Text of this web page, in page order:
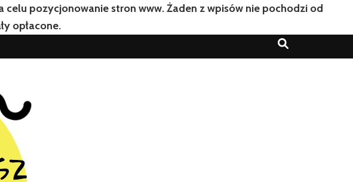
celu pozycjonowanie stron www. Żaden z wpisów nie pochodzi od
opłacone.